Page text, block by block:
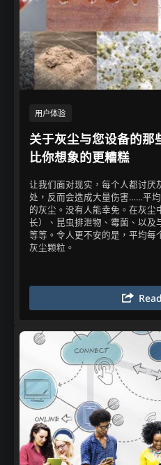
用户体验​
关于灰尘与您设备的
比你想象的更糟糕
让我们面对现实，每个人都讨厌
处，反而会造成大量伤害……平
的灰尘。没有人能幸免。在灰尘
长）、昆虫排泄物、霉菌、以及
等等。令人更不安的是，平均每
灰尘颗粒。​